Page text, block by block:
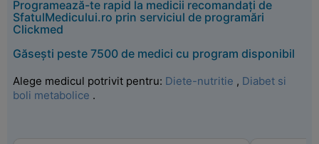
Programează-te rapid la medicii recomandați de
SfatulMedicului.ro prin serviciul de programări
Clickmed
Găsești peste 7500 de medici cu program disponibil
Alege medicul potrivit pentru: Diete-nutritie , Diabet si
boli metabolice .